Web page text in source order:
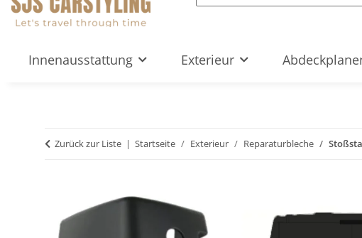
Innenausstattung Exterieur
Zurück zur Liste Startseite Exterieur Reparaturbleche